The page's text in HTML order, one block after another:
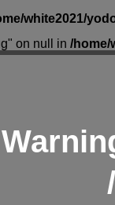
white2021/
on null in /home/